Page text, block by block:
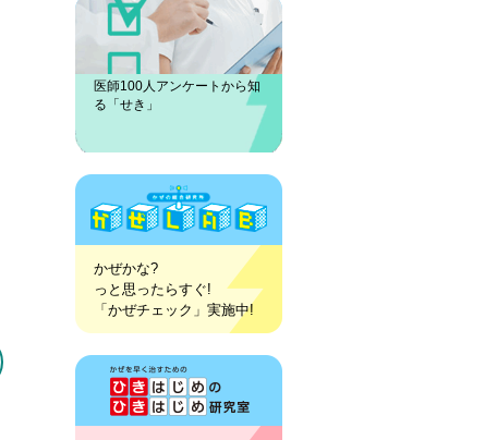
医師100人アンケートから知
る「せき」
かぜかな?
っと思ったらすぐ!
「かぜチェック」実施中!